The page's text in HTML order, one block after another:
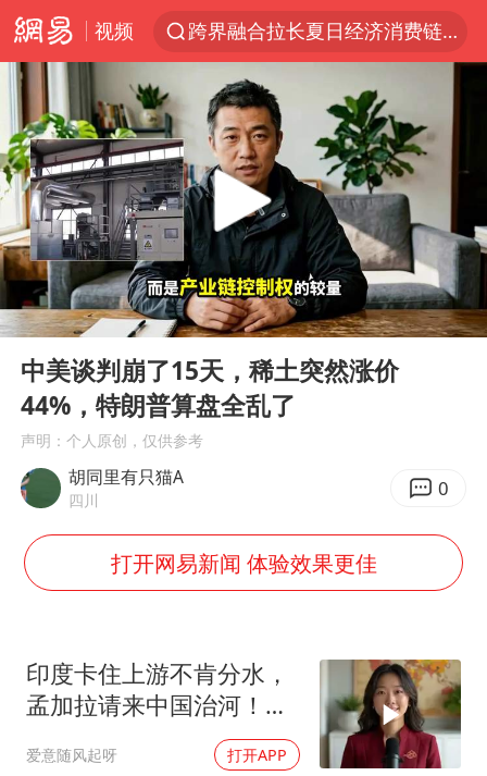
视频
跨界融合拉长夏日经济消费链条
上海轨交全网络地面高架区段限速运行
拜登前列腺癌恶化
四川宜宾5.5级地震后余震为何不断
“伊斯兰版北约”出现
2026年7月份居民消费价格同比上涨0.5%
台铃电动车仅骑一年就断电趴窝
浙江海域将现5到8米巨浪到狂浪
以军士兵把枪口对准中国记者
白海豚在海上打了个结
方桃子代言广告视频已下架
外国游客的“中国游三件套”火了
上海大部迎大暴雨
WTT横滨冠军赛女单四强国乒占三席
谢霆锋演唱会隔空祝王菲生日快乐
构建更高水平的全民健身公共服务体系
Play
00:00 04:08
中美谈判崩了15天，稀土突然涨价
44%，特朗普算盘全乱了
声明：个人原创，仅供参考
胡同里有只猫A
四川 0
打开网易新闻 体验效果更佳
印度卡住上游不肯分水，
孟加拉请来中国治河！一
条河如何改写南亚 ？
爱意随风起呀 打开APP